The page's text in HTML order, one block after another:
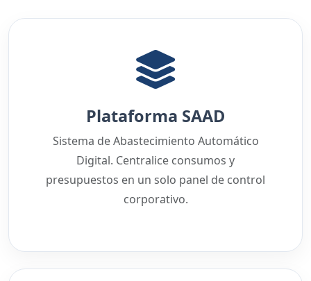
Plataforma SAAD
Sistema de Abastecimiento Automático
Digital. Centralice consumos y
presupuestos en un solo panel de control
corporativo.